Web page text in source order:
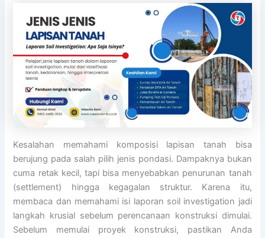
Kesalahan memahami komposisi lapisan tanah bisa
berujung pada salah pilih jenis pondasi. Dampaknya bukan
cuma retak kecil, tapi bisa menyebabkan penurunan tanah
(settlement) hingga kegagalan struktur. Karena itu,
membaca dan memahami isi laporan soil investigation jadi
langkah krusial sebelum perencanaan konstruksi dimulai.
Sebelum memulai proyek konstruksi, pastikan Anda